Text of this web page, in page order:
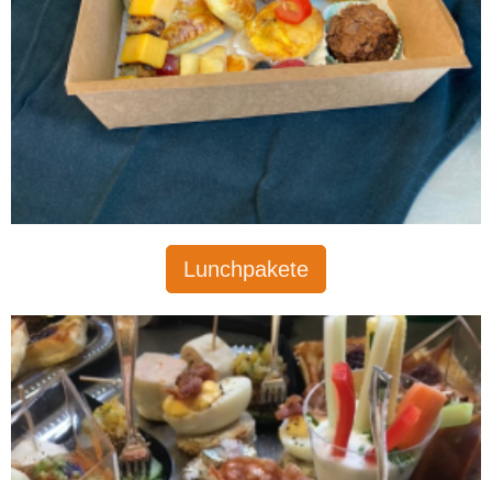
Lunchpakete